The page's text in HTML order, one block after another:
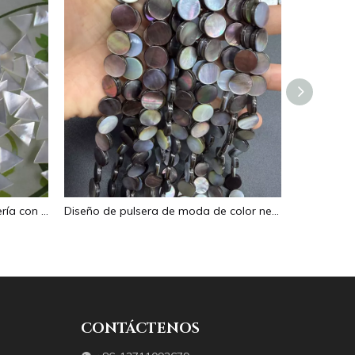
Diseño de incrustaciones de joyería con forma de triángulo de frijoles pequeños de nácar Natural, diseño de anillos de cara lisa para pulsera de joyería de mujer Diseño de pulsera de moda de color negro de frijoles pequeños de nácar Natural para mujer, fabricación de joyas, bonito collar, diseño de cara plana
CONTÁCTENOS